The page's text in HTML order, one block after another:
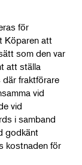
för
Köparen att
som den var
att ställa
fraktförare
vid
vid
i samband
godkänt
kostnaden för